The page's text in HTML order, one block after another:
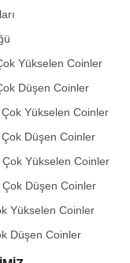
Yükselen Coinler
Düşen Coinler
Yükselen Coinler
Düşen Coinler
Yükselen Coinler
Düşen Coinler
Yükselen Coinler
Düşen Coinler